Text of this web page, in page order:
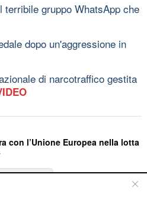
gruppo WhatsApp che
dopo un'aggressione in
di narcotraffico gestita
con l’Unione Europea nella lotta